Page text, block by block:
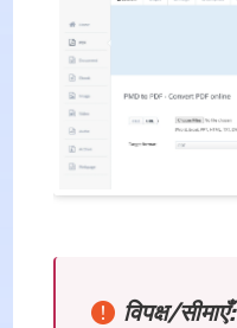
विपक्ष/सीमाएँ: